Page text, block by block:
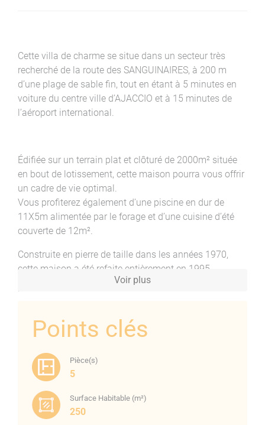
Cette villa de charme se situe dans un secteur très
recherché de la route des SANGUINAIRES, à 200 m
d’une plage de sable fin, tout en étant à 5 minutes en
voiture du centre ville d’AJACCIO et à 15 minutes de
l’aéroport international.
Édifiée sur un terrain plat et clôturé de 2000m² située
en bout de lotissement, cette maison pourra vous offrir
un cadre de vie optimal.
Vous profiterez également d’une piscine en dur de
11X5m alimentée par le forage et d’une cuisine d’été
couverte de 12m².
Construite en pierre de taille dans les années 1970,
cette maison a été refaite entièrement en 1995.
Elle jouit d’un très bel ensoleillement de par son
sur la mer.
dont 250m² habitables, elle se compose comme suit :
Au rez-de-chaussée :
D’un appartement principal de type F3 de 150m² avec
une terrasse de 36m², comprenant un salon avec
Voir plus
Points clés
Pièce(s)
5
Surface Habitable (m²)
250